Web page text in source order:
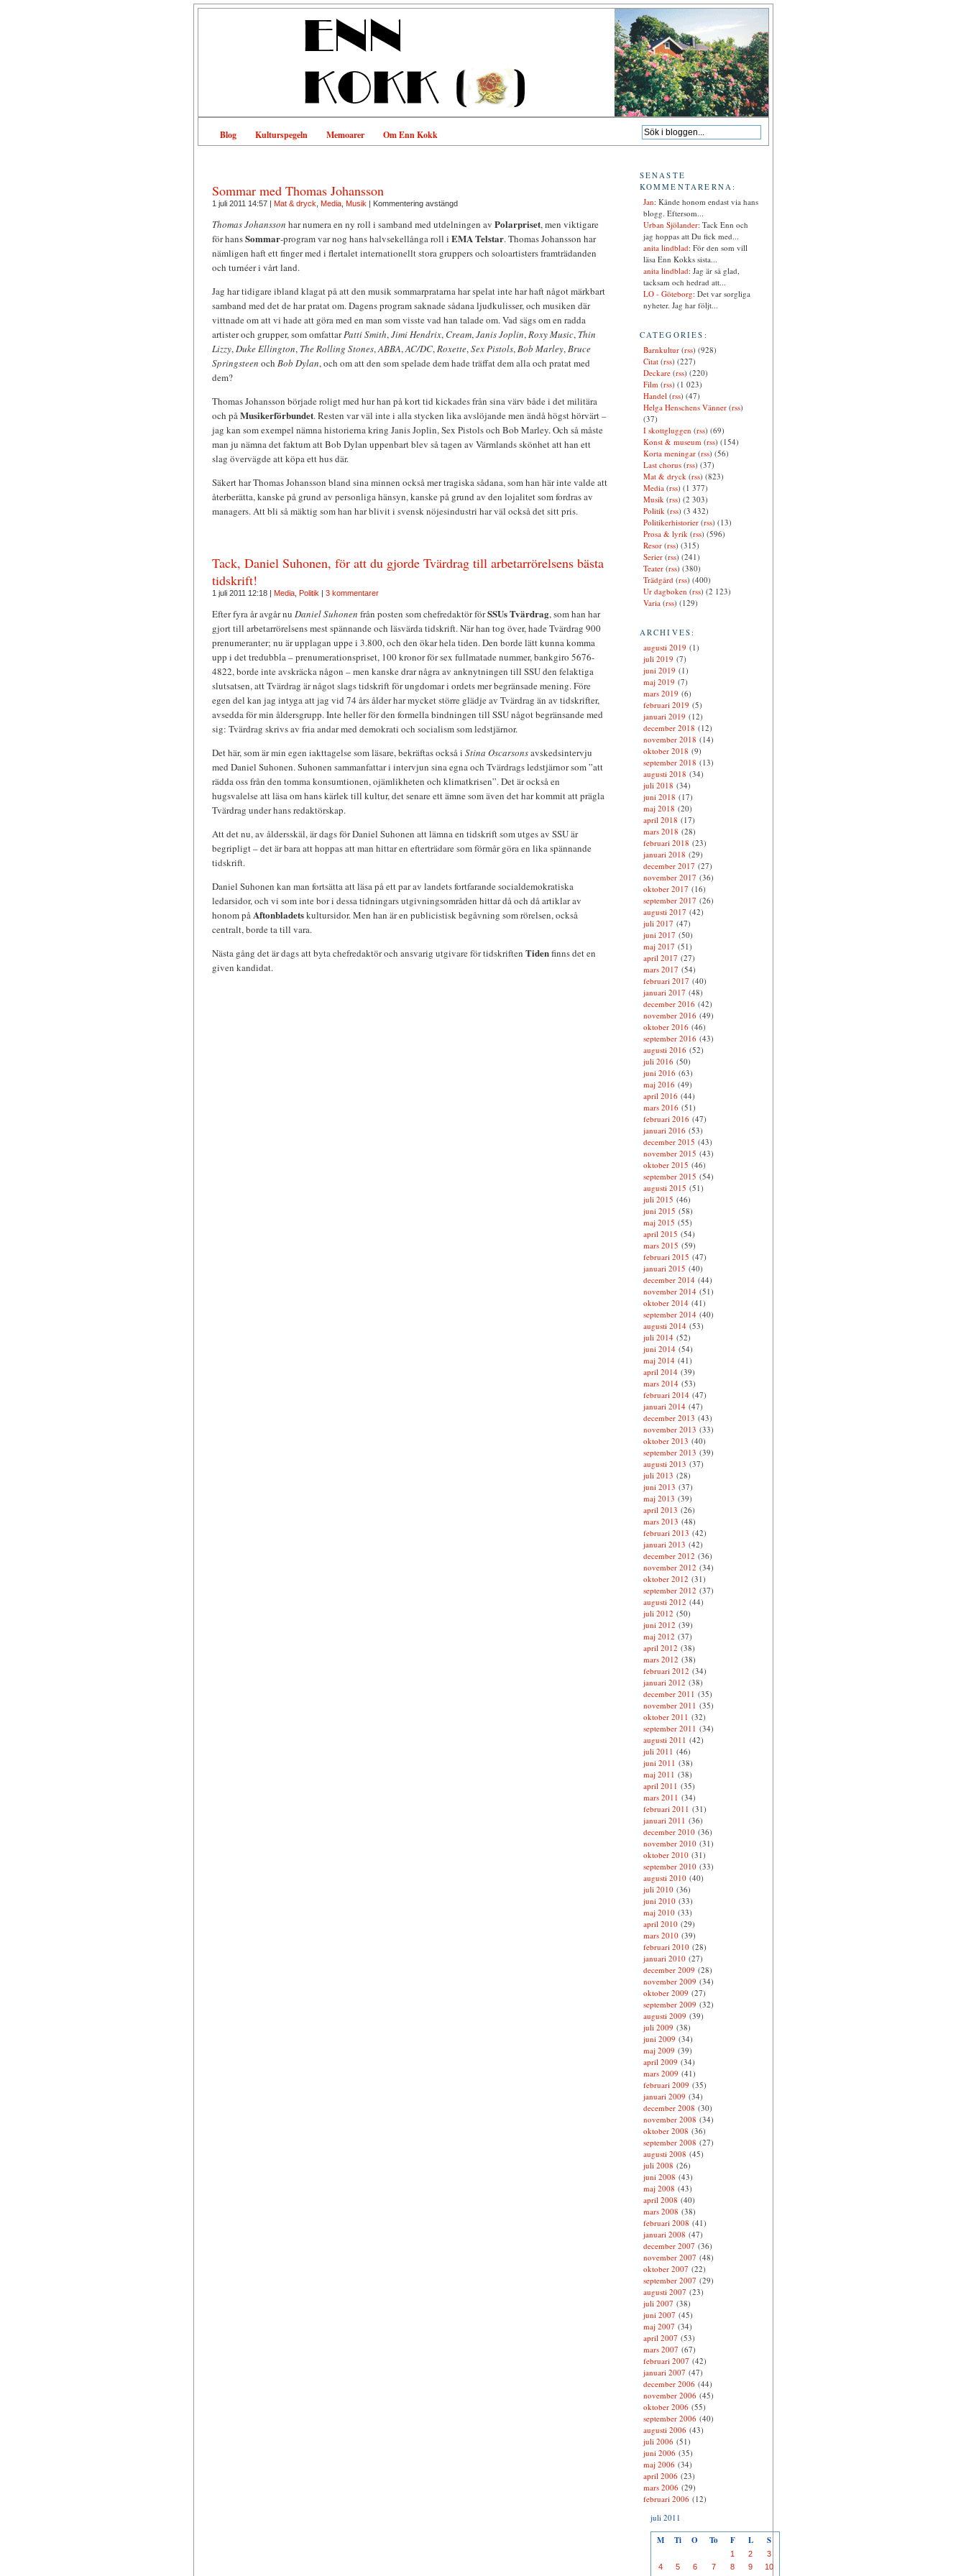
Blog Kulturspegeln Memoarer Om Enn Kokk
Sommar med Thomas Johansson
1 juli 2011 14:57 | Mat & dryck Media, Musik | Kommentering avstängd
Thomas Johansson har numera en ny roll i samband med utdelningen av Polarpriset, men viktigare
för hansSommar-program var nog hans halvsekellånga roll i EMA Telstar. Thomas Johansson har
nämligen haft ett finger med i flertalet internationellt stora gruppers och soloartisters framträdanden
och turnéer i vårt land.
Jag har tidigare ibland klagat på att den musik sommarpratarna har spelat inte har haft något märkbart
samband med det de har pratat om. Dagens program saknade sådana ljudkulisser, och musiken där
vittnade om att vi hade att göra med en man som visste vad han talade om. Vad sägs om en radda
artister och grupper, som omfattarPatti Smith,Jimi Hendrix, Cream,Janis Joplin,Roxy Music, Thin
Lizzy,Duke Ellington, The Rolling Stones,ABBA,AC/DC,Roxette,Sex Pistols,Bob Marley,Bruce
Springsteen och Bob Dylan, och om att den som spelade dem hade träffat dem alla och pratat med
dem?
Thomas Johansson började roligt med hur han på kort tid kickades från sina värv både i det militära
och påMusikerförbundet. Resten var väl inte i alla stycken lika avslöjande men ändå högst hörvärt –
jag kan som exempel nämna historierna kring Janis Joplin, Sex Pistols och Bob Marley. Och så måste
man ju nämna det faktum att Bob Dylan uppenbart blev så tagen av Värmlands skönhet att han ett
slag övervägde att köpa ett hus där.
Säkert har Thomas Johansson bland sina minnen också mer tragiska sådana, som han här inte valde att
återberätta, kanske på grund av personliga hänsyn, kanske på grund av den lojalitet som fordras av
managers. Att bli så mäktig som han har blivit i svensk nöjesindustri har väl också det sitt pris.
Tack, Daniel Suhonen, för att du gjorde Tvärdrag till arbetarrörelsens bästa
tidskrift!
1 juli 2011 12:18 | Media, Politik | 3 kommentarer
Efter fyra år avgår nu Daniel Suhonen från posten som chefredaktör förSSUsTvärdrag, som han har
gjort till arbetarrörelsens mest spännande och läsvärda tidskrift. När han tog över, hade Tvärdrag 900
prenumeranter; nu är upplagan uppe i 3.800, och den ökar hela tiden. Den borde lätt kunna komma
upp i det tredubbla – prenumerationspriset, 100 kronor för sex fullmatade nummer, bankgiro 5676-
4822, borde inte avskräcka någon – men kanske drar några av anknytningen till SSU den felaktiga
slutsatsen, att Tvärdrag är något slags tidskrift för ungdomar i ordets mer begränsade mening. Före
egen del kan jag intyga att jag vid 74 års ålder har mycket större glädje av Tvärdrag än av tidskrifter,
avsedda för min åldersgrupp. Inte heller för den formella bindningen till SSU något begränsande med
sig: Tvärdrag skrivs av fria andar med demokrati och socialism som ledstjärnor.
Det här, som är min egen iakttagelse som läsare, bekräftas också i Stina Oscarsonsavskedsintervju
med Daniel Suhonen. Suhonen sammanfattar i intervjun sina egna och Tvärdrags ledstjärnor som ”att
rädda oss från den tomma konsumtionen, ojämlikheten och klimatkrisen”. Det är också en
hugsvalelse att läsa om hans kärlek till kultur, det senare ett ämne som även det har kommit att prägla
Tvärdrag under hans redaktörskap.
Att det nu, av åldersskäl, är dags för Daniel Suhonen att lämna en tidskrift som utges av SSU är
begripligt – det är bara att hoppas att man hittar en efterträdare som förmår göra en lika spännande
tidskrift.
Daniel Suhonen kan man fortsätta att läsa på ett par av landets fortfarande socialdemokratiska
ledarsidor, och vi som inte bor i dessa tidningars utgivningsområden hittar då och då artiklar av
honom påAftonbladetskultursidor. Men han är en publicistisk begåvning som rörelsen, också
centralt, borde ta till vara.
Nästa gång det är dags att byta chefredaktör och ansvarig utgivare för tidskriften Tidenfinns det en
given kandidat.
SENASTE
KOMMENTARERNA:
Jan: Kände honom endast via hans
blogg. Eftersom...
Urban Sjölander: Tack Enn och
jag hoppas att Du fick med...
anita lindblad: För den som vill
läsa Enn Kokks sista...
anita lindblad: Jag är så glad,
tacksam och hedrad att...
LO - Göteborg: Det var sorgliga
nyheter. Jag har följt...
CATEGORIES:
Barnkultur(rss) (928)
Citat(rss) (227)
Deckare(rss) (220)
Film(rss) (1 023)
Handel(rss) (47)
Helga Henschens Vänner(rss)
(37)
I skottgluggen (rss) (69)
Konst & museum(rss) (154)
Korta meningar(rss) (56)
Last chorus(rss) (37)
Mat & dryck(rss) (823)
Media(rss) (1 377)
Musik(rss) (2 303)
Politik(rss) (3 432)
Politikerhistorier(rss) (13)
Prosa & lyrik(rss) (596)
Resor(rss) (315)
Serier(rss) (241)
Teater(rss) (380)
Trädgård(rss) (400)
Ur dagboken (rss) (2 123)
Varia(rss) (129)
ARCHIVES:
augusti 2019 (1)
juli 2019 (7)
juni 2019 (1)
maj 2019 (7)
mars 2019 (6)
februari 2019 (5)
januari 2019 (12)
december 2018 (12)
november 2018 (14)
oktober 2018 (9)
september 2018 (13)
augusti 2018 (34)
juli 2018 (34)
juni 2018 (17)
maj 2018 (20)
april 2018 (17)
mars 2018 (28)
februari 2018 (23)
januari 2018 (29)
december 2017 (27)
november 2017 (36)
oktober 2017 (16)
september 2017 (26)
augusti 2017 (42)
juli 2017 (47)
juni 2017 (50)
maj 2017 (51)
april 2017 (27)
mars 2017 (54)
februari 2017 (40)
januari 2017 (48)
december 2016(42)
november 2016(49)
oktober 2016(46)
september 2016(43)
augusti 2016(52)
juli 2016(50)
juni 2016(63)
maj 2016(49)
april 2016(44)
mars 2016(51)
februari 2016(47)
januari 2016(53)
december 2015 (43)
november 2015 (43)
oktober 2015 (46)
september 2015 (54)
augusti 2015 (51)
juli 2015 (46)
juni 2015 (58)
maj 2015 (55)
april 2015 (54)
mars 2015 (59)
februari 2015 (47)
januari 2015 (40)
december 2014(44)
november 2014(51)
oktober 2014(41)
september 2014(40)
augusti 2014(53)
juli 2014(52)
juni 2014(54)
maj 2014(41)
april 2014(39)
mars 2014(53)
februari 2014(47)
januari 2014(47)
december 2013 (43)
november 2013 (33)
oktober 2013 (40)
september 2013 (39)
augusti 2013 (37)
juli 2013 (28)
juni 2013 (37)
maj 2013 (39)
april 2013 (26)
mars 2013 (48)
februari 2013 (42)
januari 2013 (42)
december 2012 (36)
november 2012 (34)
oktober 2012 (31)
september 2012 (37)
augusti 2012 (44)
juli 2012 (50)
juni 2012 (39)
maj 2012 (37)
april 2012 (38)
mars 2012 (38)
februari 2012 (34)
januari 2012 (38)
december 2011 (35)
november 2011 (35)
oktober 2011 (32)
september 2011 (34)
augusti 2011 (42)
juli 2011 (46)
juni 2011 (38)
maj 2011 (38)
april 2011 (35)
mars 2011 (34)
februari 2011 (31)
januari 2011 (36)
december 2010(36)
november 2010(31)
oktober 2010(31)
september 2010(33)
augusti 2010(40)
juli 2010(36)
juni 2010(33)
maj 2010(33)
april 2010(29)
mars 2010(39)
februari 2010(28)
januari 2010(27)
december 2009 (28)
november 2009 (34)
oktober 2009 (27)
september 2009 (32)
augusti 2009 (39)
juli 2009 (38)
juni 2009 (34)
maj 2009 (39)
april 2009 (34)
mars 2009 (41)
februari 2009 (35)
januari 2009 (34)
december 2008 (30)
november 2008 (34)
oktober 2008 (36)
september 2008 (27)
augusti 2008 (45)
juli 2008 (26)
juni 2008 (43)
maj 2008 (43)
april 2008 (40)
mars 2008 (38)
februari 2008 (41)
januari 2008 (47)
december 2007 (36)
november 2007 (48)
oktober 2007 (22)
september 2007 (29)
augusti 2007 (23)
juli 2007 (38)
juni 2007 (45)
maj 2007 (34)
april 2007 (53)
mars 2007 (67)
februari 2007 (42)
januari 2007 (47)
december 2006(44)
november 2006(45)
oktober 2006(55)
september 2006(40)
augusti 2006(43)
juli 2006(51)
juni 2006(35)
maj 2006(34)
april 2006(23)
mars 2006(29)
februari 2006(12)
juli 2011
M Ti O To F L S
1 2
3
4
5 6 7 8 9
10